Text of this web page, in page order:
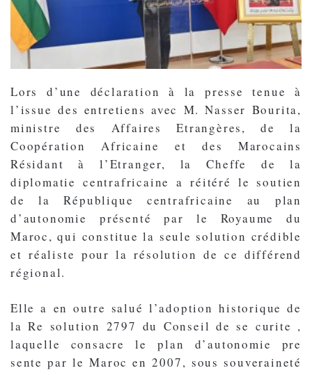
Lors d’une déclaration à la presse tenue à
l’issue des entretiens avec M. Nasser Bourita,
ministre des Affaires Etrangères, de la
Coopération Africaine et des Marocains
Résidant à l’Etranger, la Cheffe de la
diplomatie centrafricaine a réitéré le soutien
de la République centrafricaine au plan
d’autonomie présenté par le Royaume du
Maroc, qui constitue la seule solution crédible
et réaliste pour la résolution de ce différend
régional.
Elle a en outre salué l’adoption historique de
la Re solution 2797 du Conseil de se curite ,
laquelle consacre le plan d’autonomie pre
sente par le Maroc en 2007, sous souveraineté